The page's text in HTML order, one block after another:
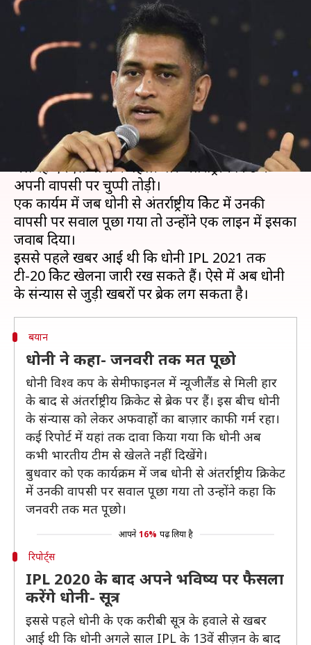
अंतर्राष्ट्रीय क्रिकेट में वापसी पर
एमएस धोनी ने तोड़ी चुप्पी, जानें क्या
कुछ कहा
Nov 28, 2019 11:24 am
क्या है खबर?
2019 क्रिकेट विश्व कप के बाद से भारतीय टीम से बाहर
चल रहे एमएस धोनी ने पहली बार अंतर्राष्ट्रीय क्रिकेट में
अपनी वापसी पर चुप्पी तोड़ी।
एक कार्यक्रम में जब धोनी से अंतर्राष्ट्रीय क्रिकेट में उनकी
वापसी पर सवाल पूछा गया तो उन्होंने एक लाइन में इसका
जवाब दिया।
इससे पहले खबर आई थी कि धोनी IPL 2021 तक
टी-20 क्रिकेट खेलना जारी रख सकते हैं। ऐसे में अब धोनी
बयान
धोनी ने कहा- जनवरी तक मत पूछो
धोनी विश्व कप के सेमीफाइनल में न्यूजीलैंड से मिली हार
के बाद से अंतर्राष्ट्रीय क्रिकेट से ब्रेक पर हैं। इस बीच धोनी
के संन्यास को लेकर अफवाहोें का बाज़ार काफी गर्म रहा।
कई रिपोर्ट में यहां तक दावा किया गया कि धोनी अब
कभी भारतीय टीम से खेलते नहीं दिखेंगे।
बुधवार को एक कार्यक्रम में जब धोनी से अंतर्राष्ट्रीय क्रिकेट
में उनकी वापसी पर सवाल पूछा गया तो उन्होंने कहा कि
जनवरी तक मत पूछो।
आपने 16% पढ़ लिया है
रिपोर्ट्स
IPL 2020 के बाद अपने भविष्य पर फैसला
करेंगे धोनी- सूत्र
इससे पहले धोनी के एक करीबी सूत्र के हवाले से खबर
आई थी कि धोनी अगले साल IPL के 13वें सीज़न के बाद